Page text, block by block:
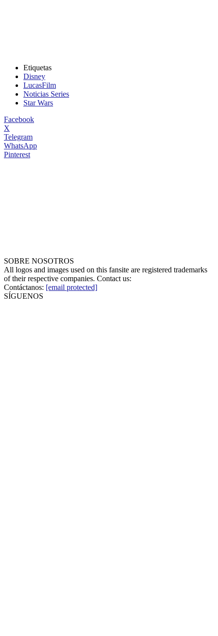
Etiquetas
Disney
LucasFilm
Noticias Series
Star Wars
Facebook
X
Telegram
WhatsApp
Pinterest
SOBRE NOSOTROS
All logos and images used on this fansite are registered trademarks
of their respective companies. Contact us:
Contáctanos: [email protected]
SÍGUENOS